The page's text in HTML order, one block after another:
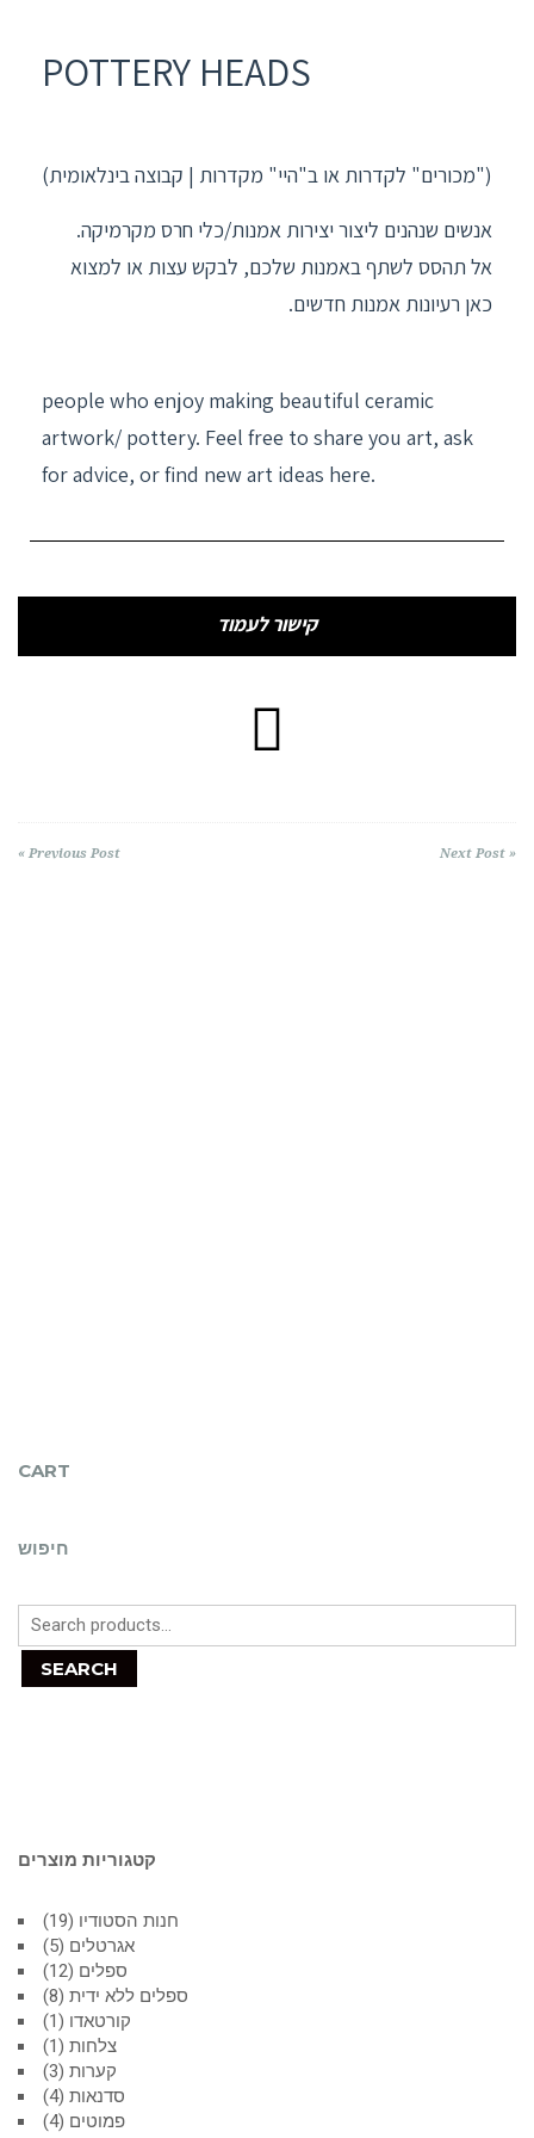
POTTERY HEADS
("מכורים" לקדרות או ב"היי" מקדרות | קבוצה בינלאומית)
אנשים שנהנים ליצור יצירות אמנות/כלי חרס מקרמיקה.
אל תהסס לשתף באמנות שלכם, לבקש עצות או למצוא
כאן רעיונות אמנות חדשים.
people who enjoy making beautiful ceramic
artwork/ pottery. Feel free to share you art, ask
for advice, or find new art ideas here.
קישור לעמוד
« Previous Post Next Post »
CART
חיפוש
SEARCH
קטגוריות מוצרים
חנות הסטודיו
19
אגרטלים 5
ספלים 12
ספלים ללא ידית 8
קורטאדו
1
צלחות
1
קערות 3
סדנאות 4
פמוטים 4